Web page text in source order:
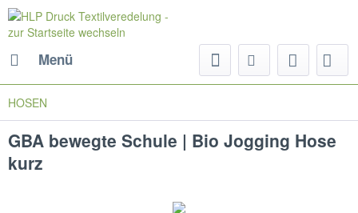
Menü
HOSEN
GBA bewegte Schule | Bio Jogging Hose
kurz